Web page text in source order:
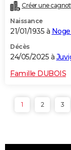
Créer une
Naissance
21/01/1935 à
Décès
24/05/2025 à
Famille DUBOIS
1 2 3